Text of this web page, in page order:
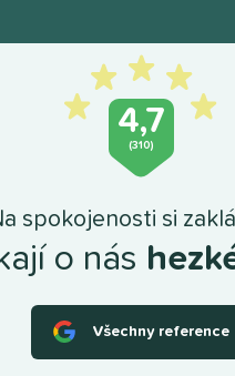
4,7
(310)
spokojenosti si
o nás
Všechny reference